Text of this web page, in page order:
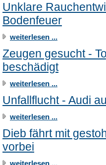
Unklare
Bodenfeuer
weiterlesen ...
Zeugen gesucht -
beschädigt
weiterlesen ...
Unfallflucht - Audi
weiterlesen ...
Dieb fährt mit
vorbei
weiterlesen ...